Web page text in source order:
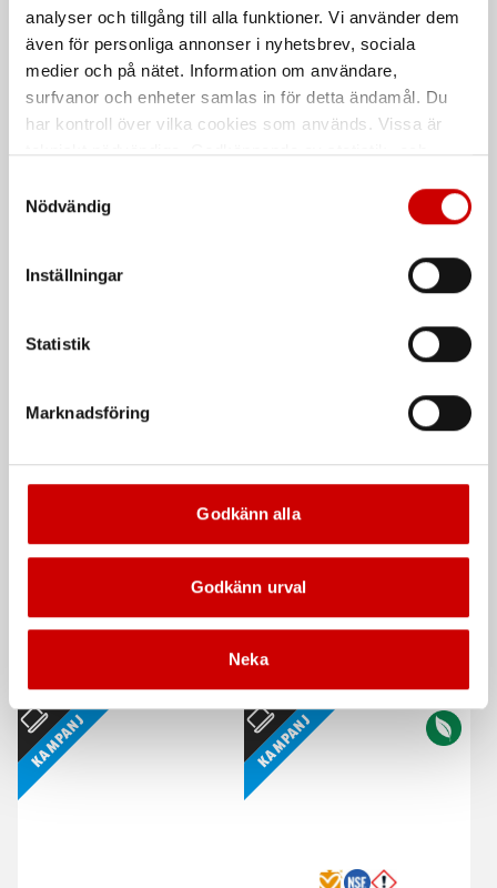
analyser och tillgång till alla funktioner. Vi använder dem
även för personliga annonser i nyhetsbrev, sociala
medier och på nätet. Information om användare,
surfvanor och enheter samlas in för detta ändamål. Du
har kontroll över vilka cookies som används. Vissa är
tekniskt nödvändiga. Godkännande av statistik- och
länder utanför EU med olika dataskyddsnormer. Genom
att godkänna samtycker du till sådana överföringar. Läs
Nödvändig
Inställningar
Statistik
Marknadsföring
Godkänn alla
Godkänn urval
Neka
stretchmaterial. Avtagbara ärmar
Väst MODYF Nordic Hoodie Zip MODYF Nordic
invändigt foder i teddyfleece.
Kampanj
Kampanj Kampanj